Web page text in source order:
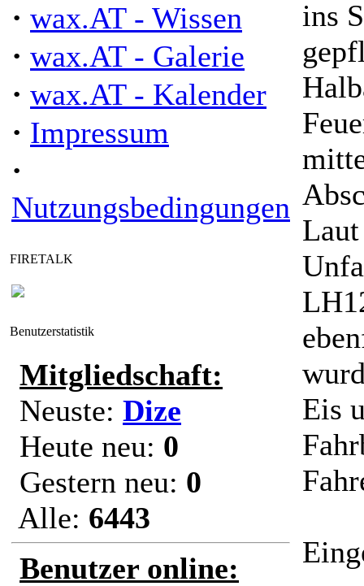
· wax.AT - Wissen
· wax.AT - Galerie
· wax.AT - Kalender
· Impressum
·
Nutzungsbedingungen
FIRETALK
Benutzerstatistik
Mitgliedschaft:
Neuste: Dize
Heute neu: 0
Gestern neu: 0
Alle: 6443
Benutzer online:
ins
Eis